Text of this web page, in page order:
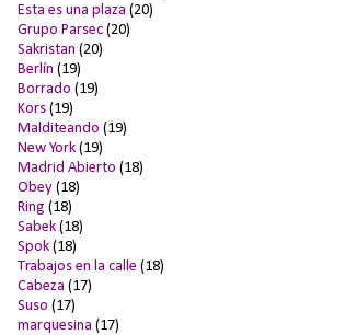
Esta es una plaza (20)
Grupo Parsec (20)
Sakristan (20)
Berlín (19)
Borrado (19)
Kors (19)
Malditeando (19)
New York (19)
Madrid Abierto (18)
Obey (18)
Ring (18)
Sabek (18)
Spok (18)
Trabajos en la calle (18)
Cabeza (17)
Suso (17)
marquesina (17)